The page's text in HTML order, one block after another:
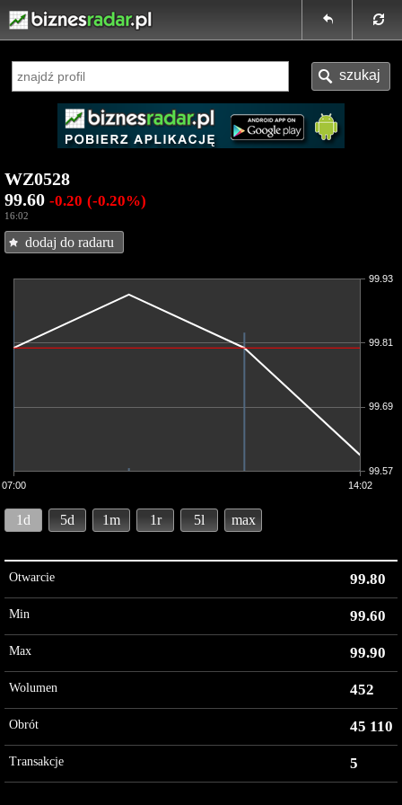
WZ0528
99.60 -0.20 (-0.20%)
16:02
dodaj do radaru
07:00 14:02
99.57
99.69
99.81
99.93
1d 5d 1m 1r 5l max
Otwarcie 99.80
Min 99.60
Max 99.90
Wolumen 452
Obrót 45 110
Transakcje 5